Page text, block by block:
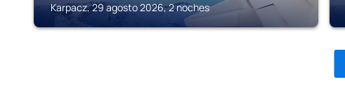
Karpacz, 29 agosto 2026, 2 noches